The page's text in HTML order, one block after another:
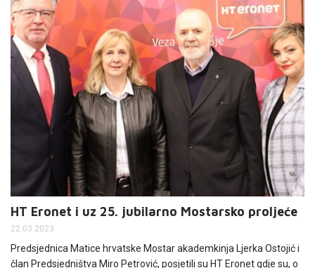
HT Eronet i uz 25. jubilarno Mostarsko proljeće
22.03.2023
Predsjednica Matice hrvatske Mostar akademkinja Ljerka Ostojić i
član Predsjedništva Miro Petrović, posjetili su HT Eronet gdje su, o